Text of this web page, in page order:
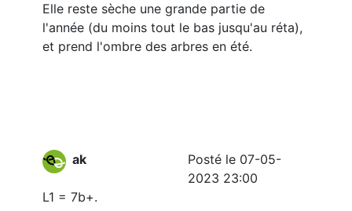
Elle reste sèche une grande partie de
l'année (du moins tout le bas jusqu'au réta),
et prend l'ombre des arbres en été.
ak
Posté le 07-05-
2023 23:00
L1 = 7b+.